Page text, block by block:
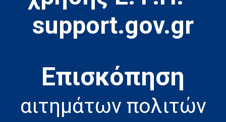
support.gov.gr
Eπισκόπηση
αιτημάτων πολιτών